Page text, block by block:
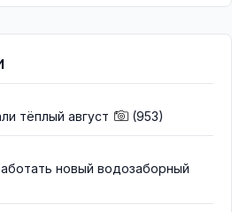
тёплый август (953)
новый водозаборный